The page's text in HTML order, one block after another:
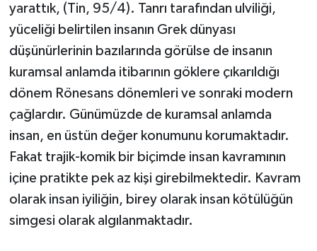
yarattık, (Tin, 95/4). Tanrı tarafından ulviliği,
yüceliği belirtilen insanın Grek dünyası
düşünürlerinin bazılarında görülse de insanın
kuramsal anlamda itibarının göklere çıkarıldığı
dönem Rönesans dönemleri ve sonraki modern
çağlardır. Günümüzde de kuramsal anlamda
insan, en üstün değer konumunu korumaktadır.
Fakat trajik-komik bir biçimde insan kavramının
içine pratikte pek az kişi girebilmektedir. Kavram
olarak insan iyiliğin, birey olarak insan kötülüğün
simgesi olarak algılanmaktadır.